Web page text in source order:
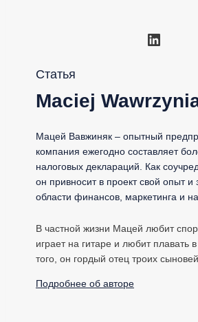
LinkedIn
Статья
Maciej
Мацей Вавжиняк – опытный
компания ежегодно составляет
налоговых деклараций. Как
он привносит в проект свой опыт и
области финансов, маркетинга и
В частной жизни Мацей любит
играет на гитаре и любит плавать
того, он гордый отец троих сыновей.
Подробнее об авторе